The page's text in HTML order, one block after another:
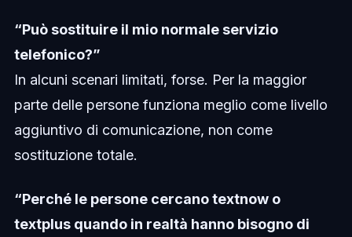
“Può sostituire il mio normale servizio
telefonico?”
In alcuni scenari limitati, forse. Per la maggior
parte delle persone funziona meglio come livello
aggiuntivo di comunicazione, non come
sostituzione totale.
“Perché le persone cercano textnow o
textplus quando in realtà hanno bisogno di